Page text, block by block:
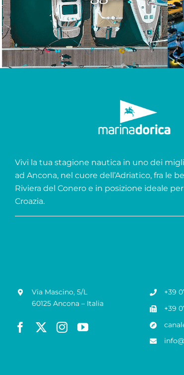
Vivi la tua stagione nautica in uno dei
ad Ancona, nel cuore dell’Adriatico, fra le
Riviera del Conero e in posizione ideale
Croazia.
Via Mascino, 5/L
60125 Ancona – Italia
+39
+39